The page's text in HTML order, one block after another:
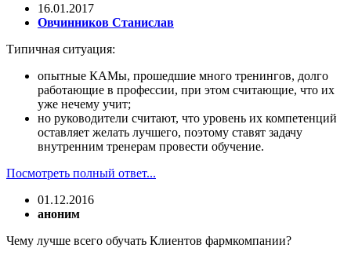
16.01.2017
Овчинников Станислав
Типичная ситуация:
опытные КАМы, прошедшие много тренингов, долго
работающие в профессии, при этом считающие, что их
уже нечему учит;
но руководители считают, что уровень их компетенций
оставляет желать лучшего, поэтому ставят задачу
внутренним тренерам провести обучение.
Посмотреть полный ответ...
01.12.2016
аноним
Чему лучше всего обучать Клиентов фармкомпании?